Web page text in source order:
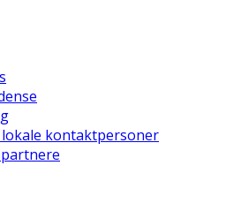
kontaktpersoner